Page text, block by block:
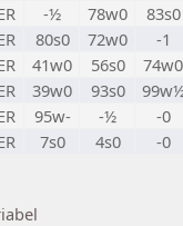
-½ 78w0
83s0
80s0 72w0
-1
41w0 56s0
74w0
39w0 93s0
95w- -½
-0
7s0 4s0
-0